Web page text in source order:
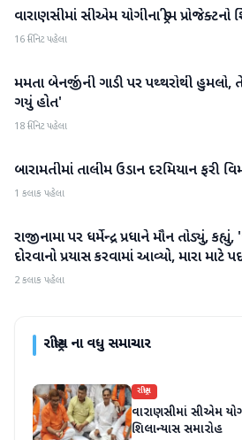
રાષ્ટ્રીય
વારાણસીમાં સીએમ યોગીના ડ્રીમ પ્રોજેક્ટનો
16 મિનિટ પહેલા
રાષ્ટ્રીય
મમતા બેનર્જીની ગાડી પર પથ્થરોથી
ગયું હોત'
18 મિનિટ પહેલા
રાષ્ટ્રીય
બારામતીમાં તાલીમ ઉડાન દરમિયાન ફરી
1 કલાક પહેલા
રાષ્ટ્રીય
રાજીનામા પર ધર્મેન્દ્ર પ્રધાને મૌન તોડ્યું,
દોરવાનો પ્રયાસ કરવામાં આવ્યો, મારા માટે
2 કલાક પહેલા
રાષ્ટ્રીયના વધુ સમાચાર
રાષ્ટ્રીય
વારાણસીમાં સીએમ
શિલાન્યાસ સમારોહ